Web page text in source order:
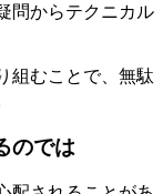
問からテクニカル
組むことで、無駄
のでは